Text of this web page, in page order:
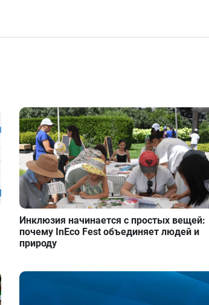
Инклюзия начинается с простых вещей:
почему InEco Fest объединяет людей и
природу